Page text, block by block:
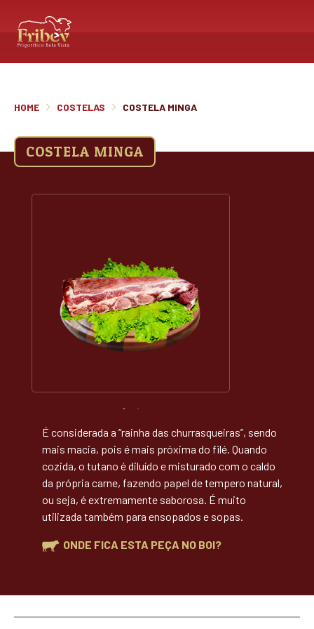
HOME COSTELAS COSTELA MINGA
COSTELA MINGA
É considerada a “rainha das churrasqueiras”, sendo
mais macia, pois é mais próxima do filé. Quando
cozida, o tutano é diluído e misturado com o caldo
da própria carne, fazendo papel de tempero natural,
ou seja, é extremamente saborosa. É muito
utilizada também para ensopados e sopas.
ONDE FICA ESTA PEÇA NO BOI?